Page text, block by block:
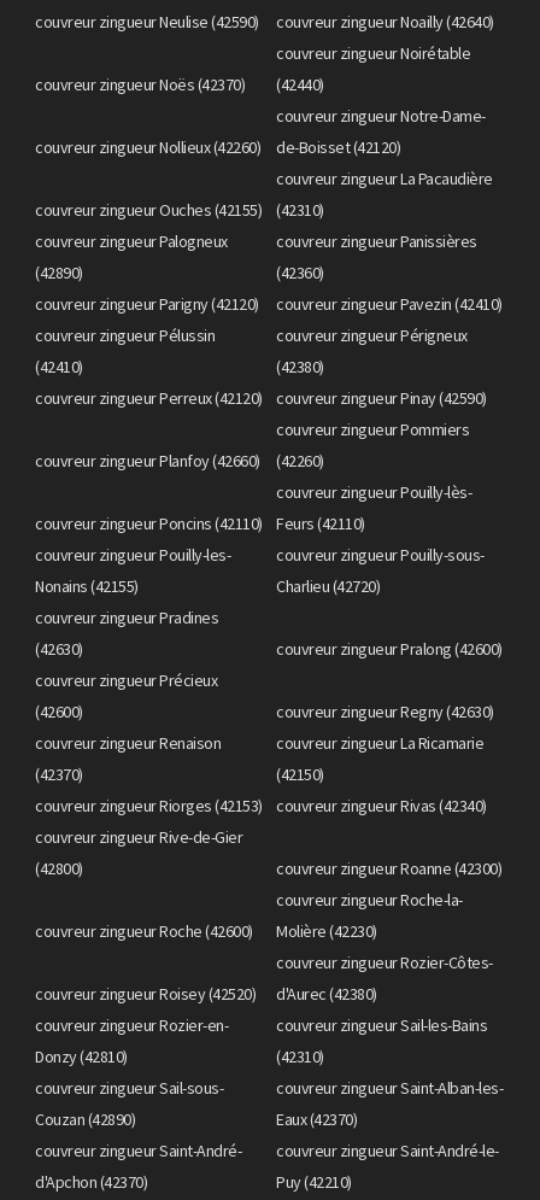
couvreur zingueur Neulise (42590)
couvreur zingueur Noailly (42640)
couvreur zingueur Noës (42370)
couvreur zingueur Noirétable
(42440)
couvreur zingueur Nollieux (42260)
couvreur zingueur Notre-Dame-
de-Boisset (42120)
couvreur zingueur Ouches (42155)
couvreur zingueur La Pacaudière
(42310)
couvreur zingueur Palogneux
(42890)
couvreur zingueur Panissières
(42360)
couvreur zingueur Parigny (42120)
couvreur zingueur Pavezin (42410)
couvreur zingueur Pélussin
(42410)
couvreur zingueur Périgneux
(42380)
couvreur zingueur Perreux (42120)
couvreur zingueur Pinay (42590)
couvreur zingueur Planfoy (42660)
couvreur zingueur Pommiers
(42260)
couvreur zingueur Poncins (42110)
couvreur zingueur Pouilly-lès-
Feurs (42110)
couvreur zingueur Pouilly-les-
Nonains (42155)
couvreur zingueur Pouilly-sous-
Charlieu (42720)
couvreur zingueur Pradines
(42630)
couvreur zingueur Pralong (42600)
couvreur zingueur Précieux
(42600)
couvreur zingueur Regny (42630)
couvreur zingueur Renaison
(42370)
couvreur zingueur La Ricamarie
(42150)
couvreur zingueur Riorges (42153)
couvreur zingueur Rivas (42340)
couvreur zingueur Rive-de-Gier
(42800)
couvreur zingueur Roanne (42300)
couvreur zingueur Roche (42600)
couvreur zingueur Roche-la-
Molière (42230)
couvreur zingueur Roisey (42520)
couvreur zingueur Rozier-Côtes-
d'Aurec (42380)
couvreur zingueur Rozier-en-
Donzy (42810)
couvreur zingueur Sail-les-Bains
(42310)
couvreur zingueur Sail-sous-
Couzan (42890)
couvreur zingueur Saint-Alban-les-
Eaux (42370)
couvreur zingueur Saint-André-
d'Apchon (42370)
couvreur zingueur Saint-André-le-
Puy (42210)